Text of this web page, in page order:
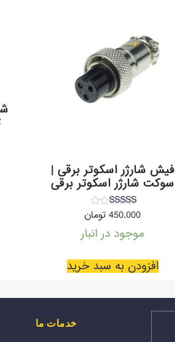
فیش شارژر اسکوتر برقی |
سوکت شارژر اسکوتر برقی
نمره
3.50
از 5
450.000 تومان
موجود در انبار
افزودن به سبد خرید
خدمات ما